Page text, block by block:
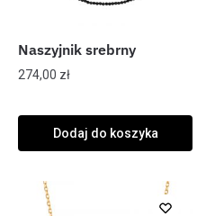
Naszyjnik srebrny
274,00 zł
Dodaj do koszyka